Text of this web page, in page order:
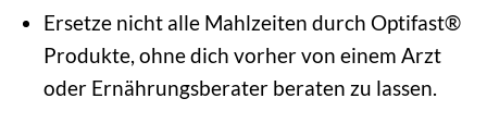
Ersetze nicht alle Mahlzeiten durch Optifast®
Produkte, ohne dich vorher von einem Arzt
oder Ernährungsberater beraten zu lassen.